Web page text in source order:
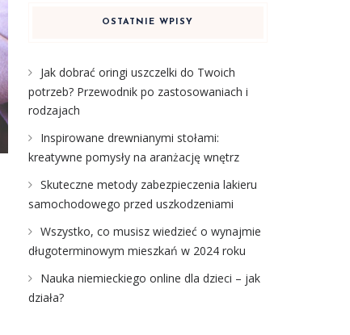
OSTATNIE WPISY
Jak dobrać oringi uszczelki do Twoich
potrzeb? Przewodnik po zastosowaniach i
rodzajach
Inspirowane drewnianymi stołami:
kreatywne pomysły na aranżację wnętrz
Skuteczne metody zabezpieczenia lakieru
samochodowego przed uszkodzeniami
Wszystko, co musisz wiedzieć o wynajmie
długoterminowym mieszkań w 2024 roku
Nauka niemieckiego online dla dzieci – jak
działa?